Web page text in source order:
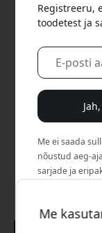
Me
Registreeru,
toodetest ja
Me ei saada
nõustud aeg-
sarjade ja
Kasuta